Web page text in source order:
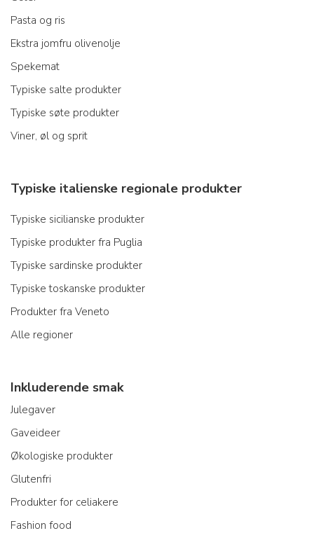
Pasta og ris
Ekstra jomfru olivenolje
Spekemat
Typiske salte produkter
Typiske søte produkter
Viner, øl og sprit
Typiske italienske regionale produkter
Typiske sicilianske produkter
Typiske produkter fra Puglia
Typiske sardinske produkter
Typiske toskanske produkter
Produkter fra Veneto
Alle regioner
Inkluderende smak
Julegaver
Gaveideer
Økologiske produkter
Glutenfri
Produkter for celiakere
Fashion food